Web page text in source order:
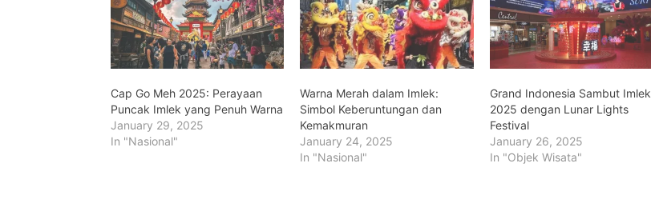
Cap Go Meh 2025: Perayaan
Puncak Imlek yang Penuh Warna
January 29, 2025
In "Nasional"
Warna Merah dalam Imlek:
Simbol Keberuntungan dan
Kemakmuran
January 24, 2025
In "Nasional"
Grand Indonesia Sambut Imlek
2025 dengan Lunar Lights
Festival
January 26, 2025
In "Objek Wisata"